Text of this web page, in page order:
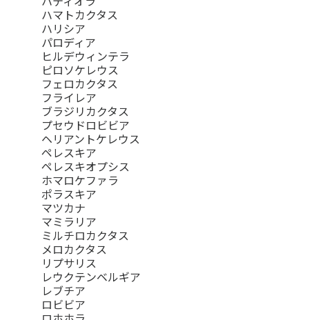
ハマトカクタス
ハリシア
パロディア
ヒルデウィンテラ
ピロソケレウス
フェロカクタス
フライレア
ブラジリカクタス
プセウドロビビア
ヘリアントケレウス
ペレスキア
ペレスキオプシス
ホマロケファラ
ポラスキア
マツカナ
マミラリア
ミルチロカクタス
メロカクタス
リプサリス
レウクテンベルギア
レブチア
ロビビア